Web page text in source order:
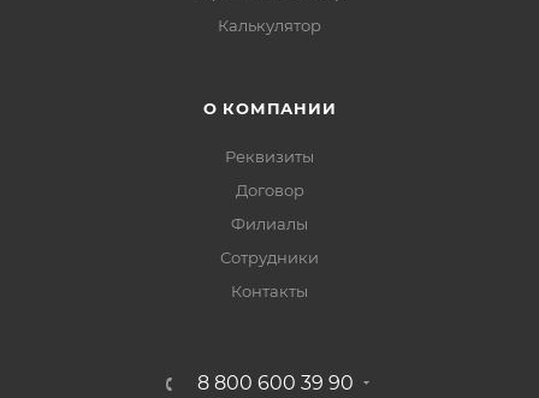
Калькулятор
О КОМПАНИИ
Реквизиты
Договор
Филиалы
Сотрудники
Контакты
8 800 600 39 90